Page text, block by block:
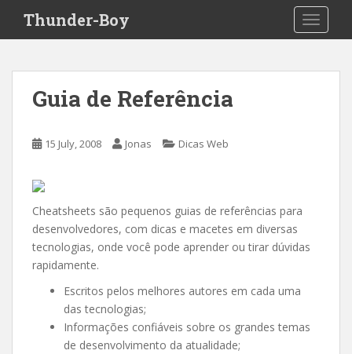
i
Thunder-Boy
Guia de Referência
15 July, 2008 Jonas Dicas Web
Cheatsheets são pequenos guias de referências para
desenvolvedores, com dicas e macetes em diversas
tecnologias, onde você pode aprender ou tirar dúvidas
rapidamente.
Escritos pelos melhores autores em cada uma
das tecnologias;
Informações confiáveis sobre os grandes temas
de desenvolvimento da atualidade;